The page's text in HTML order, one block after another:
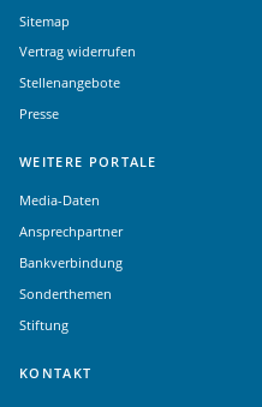
Sitemap
Vertrag widerrufen
Stellenangebote
Presse
WEITERE PORTALE
Media-Daten
Ansprechpartner
Bankverbindung
Sonderthemen
Stiftung
KONTAKT